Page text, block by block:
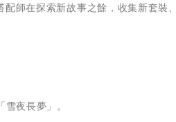
師在探索新故事之餘，收集新套裝、
夜長夢」。